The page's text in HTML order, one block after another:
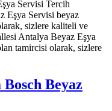
Servisi Tercih
Eşya Servisi beyaz
sizlere kaliteli ve
Antalya Beyaz Eşya
tamircisi olarak, sizlere
Beyaz